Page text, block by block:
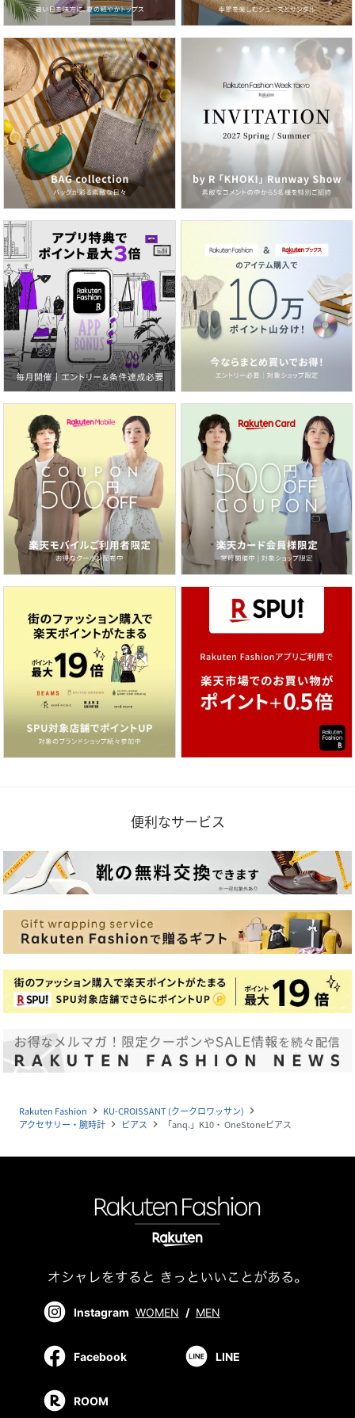
便利なサービス
Rakuten Fashion navigate_next KU-CROISSANT (クークロワッサン) navigate_next
アクセサリー・腕時計 navigate_next ピアス navigate_next 「anq.」K10・ OneStoneピアス
Instagram WOMEN / MEN
Facebook LINE
ROOM